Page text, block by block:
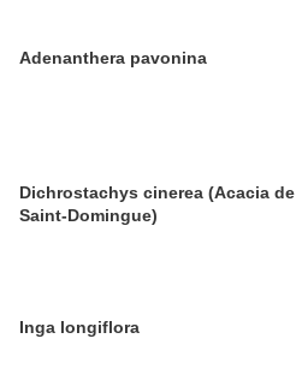
Adenanthera pavonina
Dichrostachys cinerea (Acacia de
Saint-Domingue)
Inga longiflora